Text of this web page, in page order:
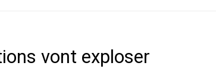
vont exploser